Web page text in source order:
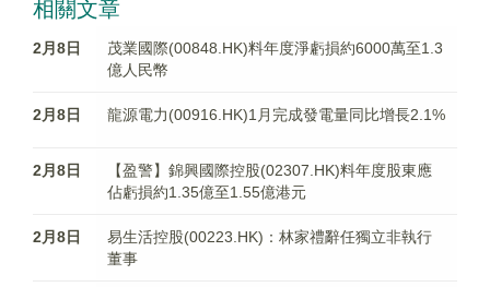
相關文章
2月8日
茂業國際(00848.HK)料年度淨虧損約6000萬至1.3
億人民幣
2月8日 龍源電力(00916.HK)1月完成發電量同比增長2.1%
2月8日
【盈警】錦興國際控股(02307.HK)料年度股東應
佔虧損約1.35億至1.55億港元
2月8日
易生活控股(00223.HK)：林家禮辭任獨立非執行
董事